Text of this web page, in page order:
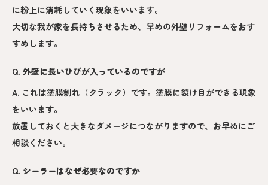
に粉上に消耗していく現象をいいます。
大切な我が家を長持ちさせるため、早めの外壁リフォームをおす
すめします。
Q. 外壁に長いひびが入っているのですが
A. これは塗膜割れ（クラック）です。塗膜に裂け目ができる現象
をいいます。
放置しておくと大きなダメージにつながりますので、お早めにご
相談ください。
Q. シーラーはなぜ必要なのですか